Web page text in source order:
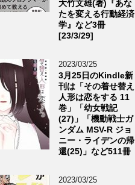
大竹文雄(著)『あな
たを変える行動経済
学』など3冊
[23/3/29]
2023/03/25
3月25日のKindle新
刊は「その着せ替え
人形は恋をする 11
巻」「幼女戦記
(27)」「機動戦士ガ
ンダム MSV-R ジョ
ニー・ライデンの帰
還(25)」など511冊
2023/03/25